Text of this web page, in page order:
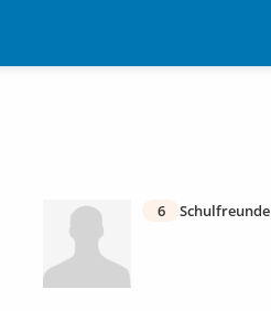
6 Schulfreunde